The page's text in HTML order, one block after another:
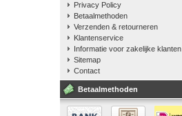
Privacy Policy
Betaalmethoden
Verzenden & retourneren
Klantenservice
Informatie voor zakelijke klanten
Sitemap
Contact
Betaalmethoden